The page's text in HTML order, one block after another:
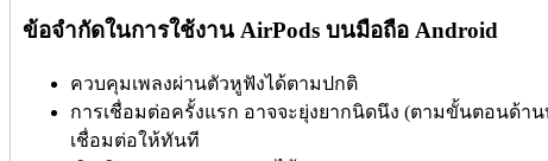
ข้อจำกัดในการใช้งาน AirPods บนมือถือ Android
ควบคุมเพลงผ่านตัวหูฟังได้ตามปกติ
การเชื่อมต่อครั้งแรก อาจจะยุ่งยากนิดนึง (ตามขั้นตอนด้า
เชื่อมต่อให้ทันที